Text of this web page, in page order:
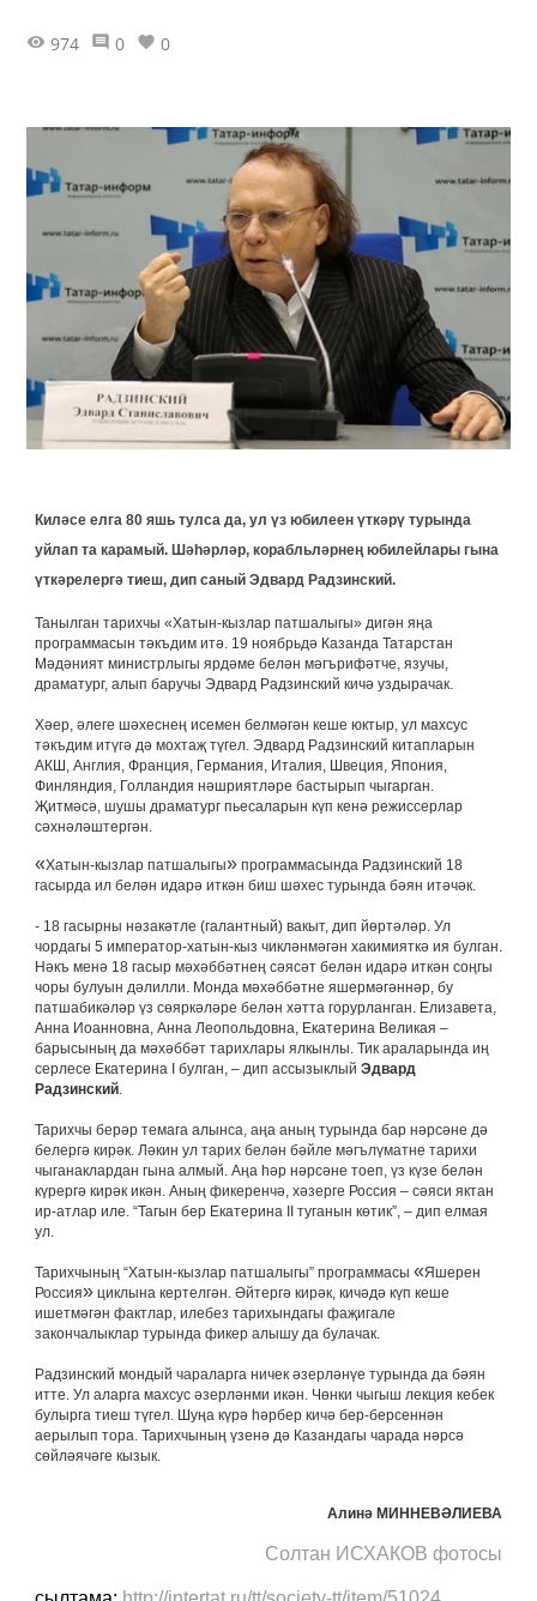
974 0 0
Киләсе елга 80 яшь тулса да, ул үз юбилеен үткәрү турында
уйлап та карамый. Шәһәрләр, корабльләрнең юбилейлары гына
үткәрелергә тиеш, дип саный Эдвард Радзинский.
Танылган тарихчы «Хатын-кызлар патшалыгы» дигән яңа
программасын тәкъдим итә. 19 ноябрьдә Казанда Татарстан
Мәдәният министрлыгы ярдәме белән мәгърифәтче, язучы,
драматург, алып баручы Эдвард Радзинский кичә уздырачак.
Хәер, әлеге шәхеснең исемен белмәгән кеше юктыр, ул махсус
тәкъдим итүгә дә мохтаҗ түгел. Эдвард Радзинский китапларын
АКШ, Англия, Франция, Германия, Италия, Швеция, Япония,
Финляндия, Голландия нәшриятләре бастырып чыгарган.
Җитмәсә, шушы драматург пьесаларын күп кенә режиссерлар
сәхнәләштергән.
«Хатын-кызлар патшалыгы» программасында Радзинский 18
гасырда ил белән идарә иткән биш шәхес турында бәян итәчәк.
- 18 гасырны нәзакәтле (галантный) вакыт, дип йөртәләр. Ул
чордагы 5 император-хатын-кыз чикләнмәгән хакимияткә ия булган.
Нәкъ менә 18 гасыр мәхәббәтнең сәясәт белән идарә иткән соңгы
чоры булуын дәлилли. Монда мәхәббәтне яшермәгәннәр, бу
патшабикәләр үз сөяркәләре белән хәтта горурланган. Елизавета,
Анна Иоанновна, Анна Леопольдовна, Екатерина Великая –
барысының да мәхәббәт тарихлары ялкынлы. Тик араларында иң
серлесе Екатерина I булган, – дип ассызыклый Эдвард
Радзинский.
Тарихчы берәр темага алынса, аңа аның турында бар нәрсәне дә
белергә кирәк. Ләкин ул тарих белән бәйле мәгълүматне тарихи
чыганаклардан гына алмый. Аңа һәр нәрсәне тоеп, үз күзе белән
күрергә кирәк икән. Аның фикеренчә, хәзерге Россия – сәяси яктан
ир-атлар иле. “Тагын бер Екатерина II туганын көтик”, – дип елмая
ул.
Тарихчының “Хатын-кызлар патшалыгы” программасы «Яшерен
Россия» циклына кертелгән. Әйтергә кирәк, кичәдә күп кеше
ишетмәгән фактлар, илебез тарихындагы фаҗигале
закончалыклар турында фикер алышу да булачак.
Радзинский мондый чараларга ничек әзерләнүе турында да бәян
итте. Ул аларга махсус әзерләнми икән. Чөнки чыгыш лекция кебек
булырга тиеш түгел. Шуңа күрә һәрбер кичә бер-берсеннән
аерылып тора. Тарихчының үзенә дә Казандагы чарада нәрсә
сөйләячәге кызык.
Алинә МИННЕВӘЛИЕВА
Солтан ИСХАКОВ фотосы